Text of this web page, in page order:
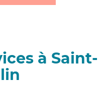
à Saint-